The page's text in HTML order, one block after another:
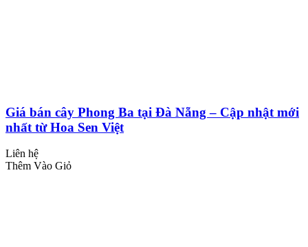
Giá bán cây Phong Ba tại Đà Nẵng – Cập nhật mới
nhất từ Hoa Sen Việt
Liên hệ
Thêm Vào Giỏ